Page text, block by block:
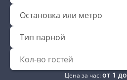
Остановка или метро
Тип парной
Цена за час:от 1 до